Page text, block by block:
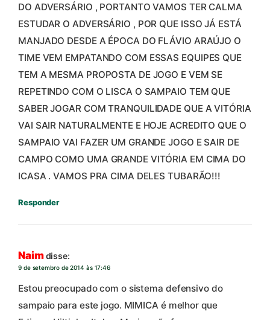
DO ADVERSÁRIO , PORTANTO VAMOS TER CALMA
ESTUDAR O ADVERSÁRIO , POR QUE ISSO JÁ ESTÁ
MANJADO DESDE A ÉPOCA DO FLÁVIO ARAÚJO O
TIME VEM EMPATANDO COM ESSAS EQUIPES QUE
TEM A MESMA PROPOSTA DE JOGO E VEM SE
REPETINDO COM O LISCA O SAMPAIO TEM QUE
SABER JOGAR COM TRANQUILIDADE QUE A VITÓRIA
VAI SAIR NATURALMENTE E HOJE ACREDITO QUE O
SAMPAIO VAI FAZER UM GRANDE JOGO E SAIR DE
CAMPO COMO UMA GRANDE VITÓRIA EM CIMA DO
ICASA . VAMOS PRA CIMA DELES TUBARÃO!!!
Responder
Naimdisse:
9 de setembro de 2014 às 17:46
Estou preocupado com o sistema defensivo do
sampaio para este jogo. MIMICA é melhor que